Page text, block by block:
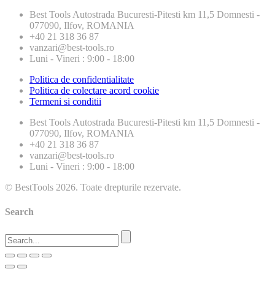
Best Tools Autostrada Bucuresti-Pitesti km 11,5 Domnesti -
077090, Ilfov, ROMANIA
+40 21 318 36 87
vanzari@best-tools.ro
Luni - Vineri : 9:00 - 18:00
Politica de confidentialitate
Politica de colectare acord cookie
Termeni si conditii
Best Tools Autostrada Bucuresti-Pitesti km 11,5 Domnesti -
077090, Ilfov, ROMANIA
+40 21 318 36 87
vanzari@best-tools.ro
Luni - Vineri : 9:00 - 18:00
© BestTools 2026. Toate drepturile rezervate.
Search